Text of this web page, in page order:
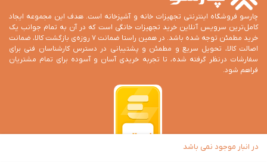
در انبار موجود نمی باشد
چارسو فروشگاه اینترنتی تجهیزات خانه و آشپزخانه است. هدف این مجموعه ایجاد
کامل‌ترین سرویس آنلاین خرید تجهیزات خانگی است که در آن به تمام جوانب یک
خرید مطمئن توجه شده باشد. در همین راستا ضمانت 7 روزه‌ی بازگشت کالا، ضمانت
اصالت کالا، تحویل سریع و مطمئن و پشتیبانی در دسترس کارشناسان فنی برای
سفارشات درنظر گرفته شده، تا تجربه خریدی آسان و آسوده برای تمام مشتریان
فراهم شود.